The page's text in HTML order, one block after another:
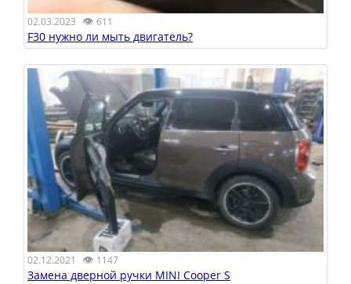
02.03.2023 👁 611
F30 нужно ли мыть двигатель?
02.12.2021 👁 1147
Замена дверной ручки MINI Cooper S